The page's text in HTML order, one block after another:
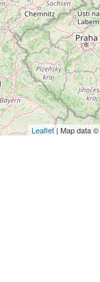
Leaflet| Map data ©